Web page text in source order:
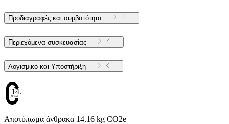
Προδιαγραφές και συμβατότητα
Περιεχόμενα συσκευασίας
Λογισμικό και Υποστήριξη
14.16
Αποτύπωμα άνθρακα 14.16 kg CO2e